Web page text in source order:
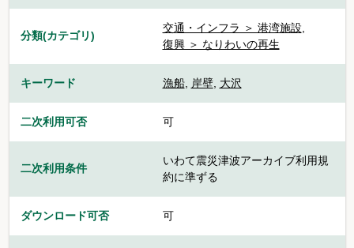
分類(カテゴリ)
交通・インフラ ＞ 港湾施設,
復興 ＞ なりわいの再生
キーワード 漁船, 岸壁, 大沢
二次利用可否 可
二次利用条件
いわて震災津波アーカイブ利用規
約に準ずる
ダウンロード可否 可